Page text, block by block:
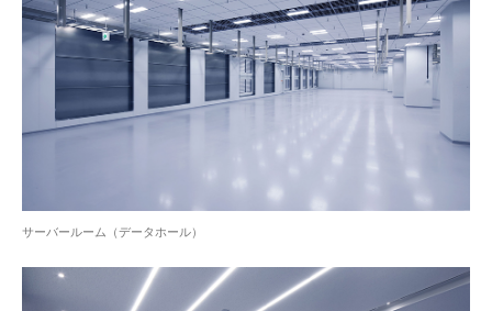
サーバールーム（データホール）